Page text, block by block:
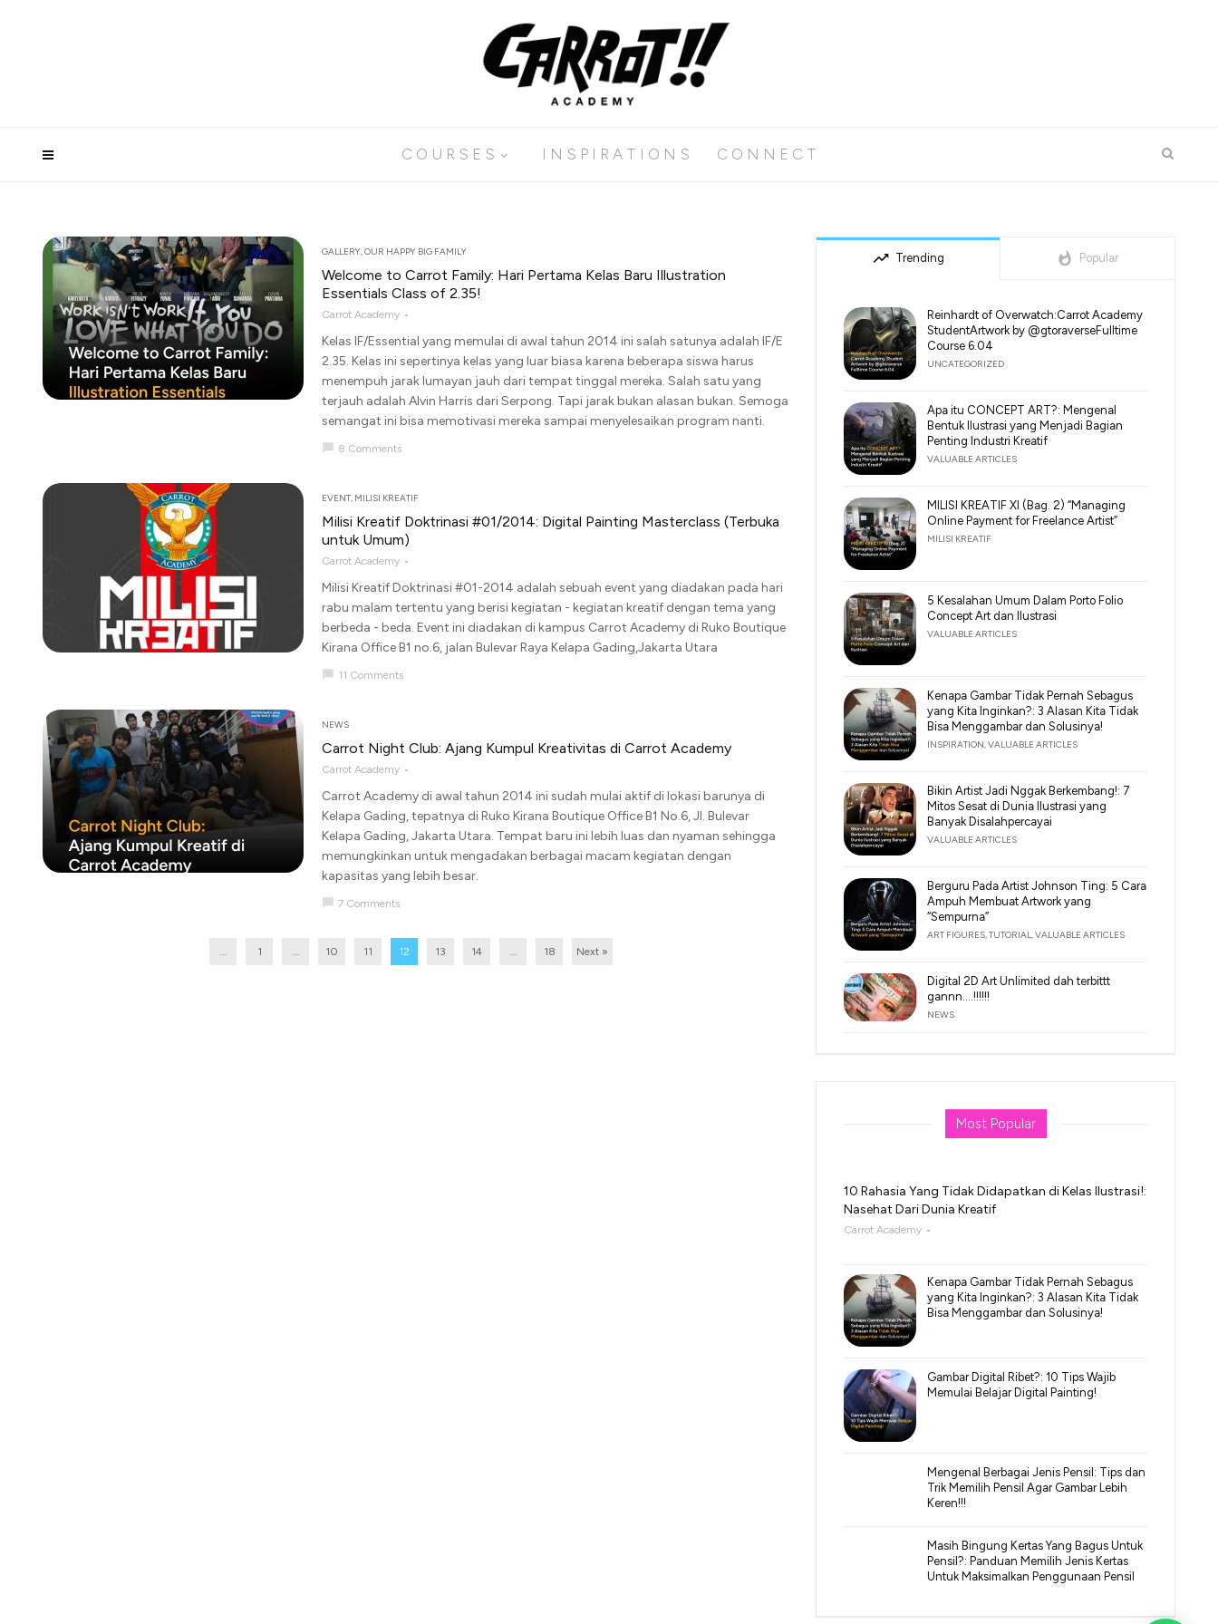
C O U R S E S I N S P I R A T I O N S C O N N E C T
GALLERY,OUR HAPPY BIG FAMILY
Welcome to Carrot Family: Hari Pertama Kelas Baru Illustration
Essentials Class of 2.35!
Carrot Academy
Kelas IF/Essential yang memulai di awal tahun 2014 ini salah satunya adalah IF/E
2.35. Kelas ini sepertinya kelas yang luar biasa karena beberapa siswa harus
menempuh jarak lumayan jauh dari tempat tinggal mereka. Salah satu yang
terjauh adalah Alvin Harris dari Serpong. Tapi jarak bukan alasan bukan. Semoga
semangat ini bisa memotivasi mereka sampai menyelesaikan program nanti.
chat_bubble 8 Comments
EVENT, MILISI KREATIF
Milisi Kreatif Doktrinasi #01/2014: Digital Painting Masterclass (Terbuka
untuk Umum)
Carrot Academy
Milisi Kreatif Doktrinasi #01-2014 adalah sebuah event yang diadakan pada hari
rabu malam tertentu yang berisi kegiatan - kegiatan kreatif dengan tema yang
berbeda - beda. Event ini diadakan di kampus Carrot Academy di Ruko Boutique
Kirana Office B1 no.6, jalan Bulevar Raya Kelapa Gading,Jakarta Utara
chat_bubble 11 Comments
NEWS
Carrot Night Club: Ajang Kumpul Kreativitas di Carrot Academy
Carrot Academy
Carrot Academy di awal tahun 2014 ini sudah mulai aktif di lokasi barunya di
Kelapa Gading, tepatnya di Ruko Kirana Boutique Office B1 No.6, Jl. Bulevar
Kelapa Gading, Jakarta Utara. Tempat baru ini lebih luas dan nyaman sehingga
memungkinkan untuk mengadakan berbagai macam kegiatan dengan
kapasitas yang lebih besar.
chat_bubble 7 Comments
... 1 … 10 11 12 13 14 … 18 Next »
trending_up Trending whatshot Popular
Reinhardt of Overwatch:Carrot Academy
StudentArtwork by @gtoraverseFulltime
Course 6.04
UNCATEGORIZED
Apa itu CONCEPT ART?: Mengenal
Bentuk Ilustrasi yang Menjadi Bagian
Penting Industri Kreatif
VALUABLE ARTICLES
MILISI KREATIF XI (Bag. 2) “Managing
Online Payment for Freelance Artist”
MILISI KREATIF
5 Kesalahan Umum Dalam Porto Folio
Concept Art dan Ilustrasi
VALUABLE ARTICLES
Kenapa Gambar Tidak Pernah Sebagus
yang Kita Inginkan?: 3 Alasan Kita Tidak
Bisa Menggambar dan Solusinya!
INSPIRATION,VALUABLE ARTICLES
Bikin Artist Jadi Nggak Berkembang!: 7
Mitos Sesat di Dunia Ilustrasi yang
Banyak Disalahpercayai
VALUABLE ARTICLES
Berguru Pada Artist Johnson Ting: 5 Cara
Ampuh Membuat Artwork yang
“Sempurna”
ART FIGURES,TUTORIAL,VALUABLE ARTICLES
Digital 2D Art Unlimited dah terbittt
gannn….!!!!!!
NEWS
Most Popular
10 Rahasia Yang Tidak Didapatkan di Kelas Ilustrasi!:
Nasehat Dari Dunia Kreatif
Carrot Academy
Kenapa Gambar Tidak Pernah Sebagus
yang Kita Inginkan?: 3 Alasan Kita Tidak
Bisa Menggambar dan Solusinya!
Gambar Digital Ribet?: 10 Tips Wajib
Memulai Belajar Digital Painting!
Mengenal Berbagai Jenis Pensil: Tips dan
Trik Memilih Pensil Agar Gambar Lebih
Keren!!!
Masih Bingung Kertas Yang Bagus Untuk
Pensil?: Panduan Memilih Jenis Kertas
Untuk Maksimalkan Penggunaan Pensil